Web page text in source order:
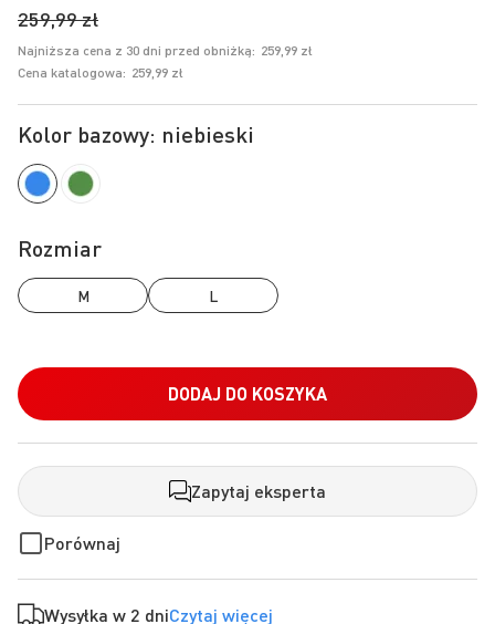
Kolor bazowy: niebieski
Rozmiar
M L
DODAJ DO KOSZYKA
Zapytaj eksperta
Porównaj
259,99 zł
Najniższa cena z 30 dni przed obniżką: 259,99 zł
Cena katalogowa: 259,99 zł
Wysyłka w 2 dniCzytaj więcej